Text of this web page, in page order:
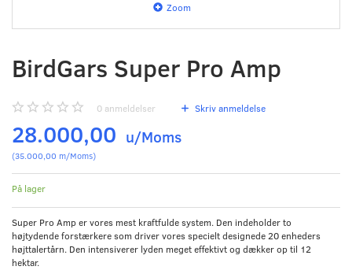
Zoom
BirdGars Super Pro Amp
0 anmeldelser Skriv anmeldelse
28.000,00 u/Moms
(35.000,00 m/Moms)
På lager
Super Pro Amp er vores mest kraftfulde system. Den indeholder to
højtydende forstærkere som driver vores specielt designede 20 enheders
højttalertårn. Den intensiverer lyden meget effektivt og dækker op til 12
hektar.